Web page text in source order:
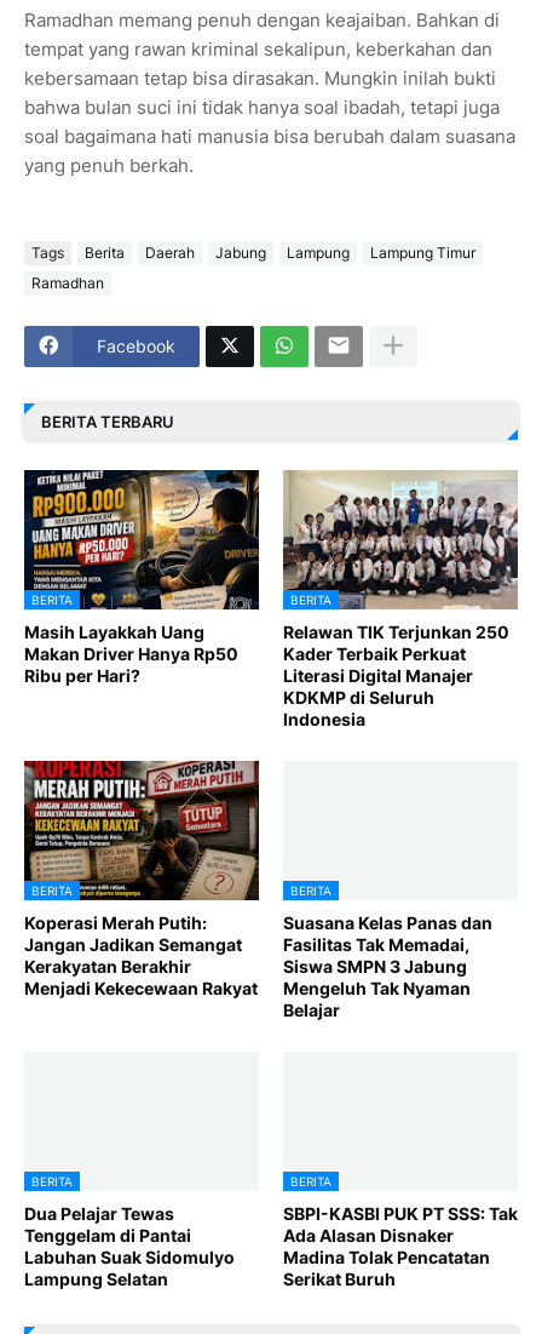
Ramadhan memang penuh dengan keajaiban. Bahkan di
tempat yang rawan kriminal sekalipun, keberkahan dan
kebersamaan tetap bisa dirasakan. Mungkin inilah bukti
bahwa bulan suci ini tidak hanya soal ibadah, tetapi juga
soal bagaimana hati manusia bisa berubah dalam suasana
yang penuh berkah.
Tags Berita Daerah Jabung Lampung
Lampung Timur
Ramadhan
Facebook
BERITA TERBARU
BERITA
Masih Layakkah Uang
Makan Driver Hanya Rp50
Ribu per Hari?
BERITA
Relawan TIK Terjunkan 250
Kader Terbaik Perkuat
Literasi Digital Manajer
KDKMP di Seluruh
Indonesia
BERITA
Koperasi Merah Putih:
Jangan Jadikan Semangat
Kerakyatan Berakhir
Menjadi Kekecewaan Rakyat
BERITA
Suasana Kelas Panas dan
Fasilitas Tak Memadai,
Siswa SMPN 3 Jabung
Mengeluh Tak Nyaman
Belajar
BERITA
Dua Pelajar Tewas
Tenggelam di Pantai
Labuhan Suak Sidomulyo
Lampung Selatan
BERITA
SBPI-KASBI PUK PT SSS: Tak
Ada Alasan Disnaker
Madina Tolak Pencatatan
Serikat Buruh